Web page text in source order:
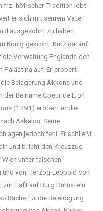
frz.-höfischer Tradition lebt.
er sich mit seinem Vater.
ausgesöhnt zu haben.
König gekrönt. Kurz darauf
Verwaltung Englands den
Palästina auf. Er erobert
Belagerung Akkons und
Beiname Coeur de Lion
(1291) erobert er die
Askalon. Seine
jedoch fehl. Er schließt
und bricht den Kreuzzug
unter falschen
von Herzog Leopold von
zur Haft auf Burg Dürnstein
Rache für die Beleidigung